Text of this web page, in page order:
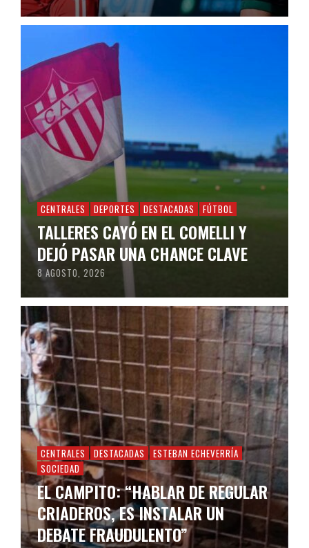
CENTRALES DEPORTES DESTACADAS FÚTBOL
TALLERES CAYÓ EN EL COMELLI Y
DEJÓ PASAR UNA CHANCE CLAVE
8 AGOSTO, 2026
CENTRALES DESTACADAS
ESTEBAN ECHEVERRÍA
SOCIEDAD
EL CAMPITO: “HABLAR DE REGULAR
CRIADEROS, ES INSTALAR UN
DEBATE FRAUDULENTO”